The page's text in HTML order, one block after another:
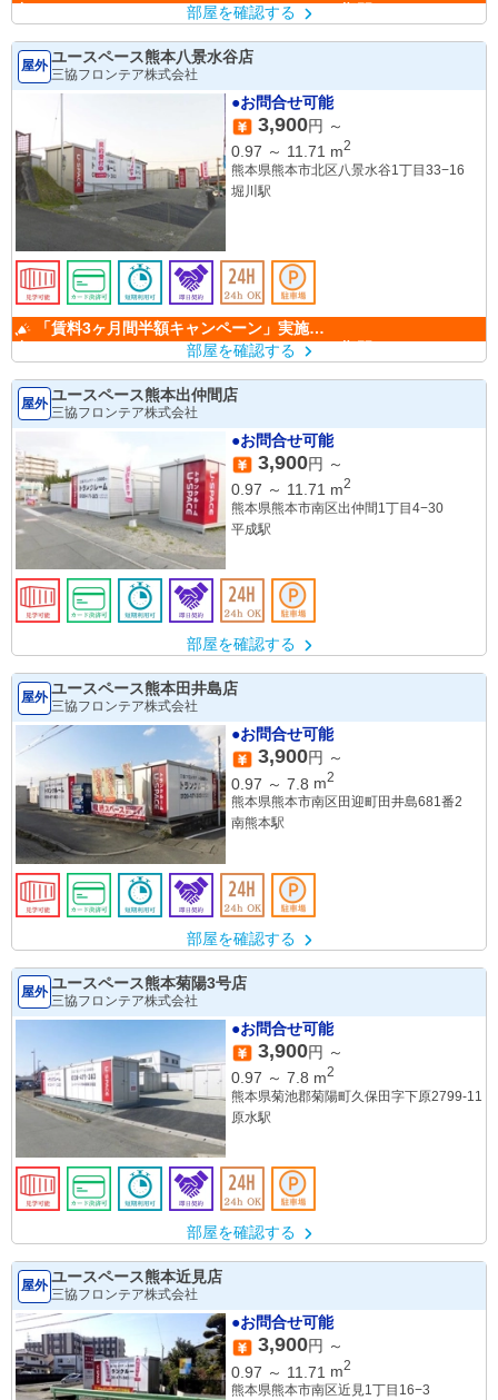
中！ （キャンペーン期間：6/1～9/30）
部屋を確認する
屋外 ユースペース熊本八景水谷店
三協フロンテア株式会社
●お問合せ可能
3,900円 ～
0.97 ～ 11.71 m2
熊本県熊本市北区八景水谷1丁目33−16
堀川駅
中！ （キャンペーン期間：6/1～9/30）
部屋を確認する
屋外 ユースペース熊本出仲間店
三協フロンテア株式会社
●お問合せ可能
3,900円 ～
0.97 ～ 11.71 m2
熊本県熊本市南区出仲間1丁目4−30
平成駅
部屋を確認する
屋外 ユースペース熊本田井島店
三協フロンテア株式会社
●お問合せ可能
3,900円 ～
0.97 ～ 7.8 m2
熊本県熊本市南区田迎町田井島681番2
南熊本駅
部屋を確認する
屋外 ユースペース熊本菊陽3号店
三協フロンテア株式会社
●お問合せ可能
3,900円 ～
0.97 ～ 7.8 m2
熊本県菊池郡菊陽町久保田字下原2799-11
原水駅
部屋を確認する
屋外 ユースペース熊本近見店
三協フロンテア株式会社
●お問合せ可能
3,900円 ～
0.97 ～ 11.71 m2
熊本県熊本市南区近見1丁目16−3